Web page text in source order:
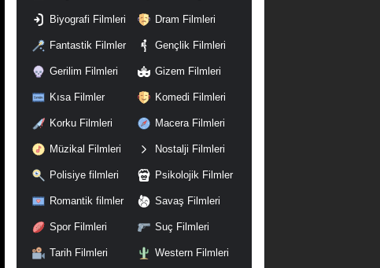
Biyografi Filmleri Dram Filmleri
Fantastik Filmler Gençlik Filmleri
Gerilim Filmleri Gizem Filmleri
Kısa Filmler Komedi Filmleri
Korku Filmleri Macera Filmleri
Müzikal Filmleri Nostalji Filmleri
Polisiye filmleri Psikolojik Filmler
Romantik filmler Savaş Filmleri
Spor Filmleri Suç Filmleri
Tarih Filmleri Western Filmleri